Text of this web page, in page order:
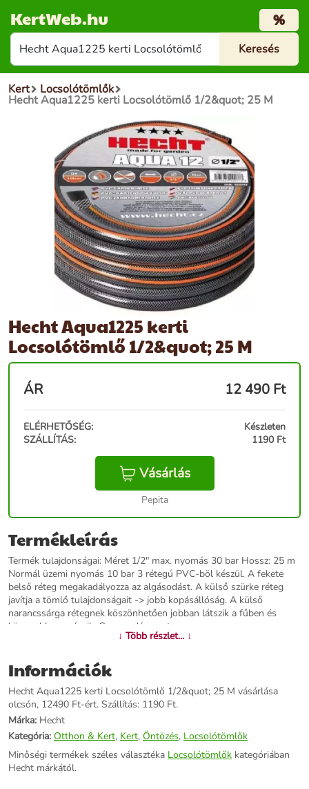
KertWeb.hu %
Kert Locsolótömlők
Hecht Aqua1225 kerti Locsolótömlő 1/2&quot; 25 M
Hecht Aqua1225 kerti
Locsolótömlő 1/2&quot; 25 M
ÁR 12 490 Ft
ELÉRHETŐSÉG:
Készleten
SZÁLLÍTÁS:
1190 Ft
Vásárlás
Pepita
Termékleírás
Termék tulajdonságai: Méret 1/2" max. nyomás 30 bar Hossz: 25 m
Normál üzemi nyomás 10 bar 3 rétegú PVC-böl készül. A fekete
belső réteg megakadályozza az algásodást. A külső szürke réteg
javítja a tömlő tulajdonságait -> jobb kopásállóság. A külső
narancssárga rétegnek köszönhetően jobban látszik a fűben és
könnyebben csúszik. Csavarodásmentes.
↓ Több részlet... ↓
Információk
Hecht Aqua1225 kerti Locsolótömlő 1/2&quot; 25 M vásárlása
olcsón, 12490 Ft-ért. Szállítás: 1190 Ft.
Márka: Hecht
Kategória: Otthon & Kert, Kert, Öntözés, Locsolótömlők
Minőségi termékek széles választéka Locsolótömlők kategóriában
Hecht márkától.